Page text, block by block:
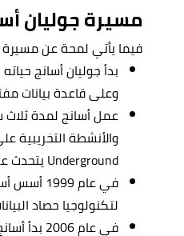
مسيرةجوليان
فيما يأتي لمحة عن مسيرة
وعلى قاعدة بيانات
Underground يتحدث عن المتسللين والقراصنة الأستراليين، وأصبح هذا الكتاب من الكتب الأكثر مبيعًا.
لتكنولوجيا حصاد